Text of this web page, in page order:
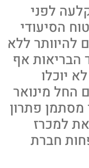
לפני
הסיעודי
להיוותר ללא
אף
יוכלו
החל מינואר
כי מסתמן פתרון
למכרז
חברת